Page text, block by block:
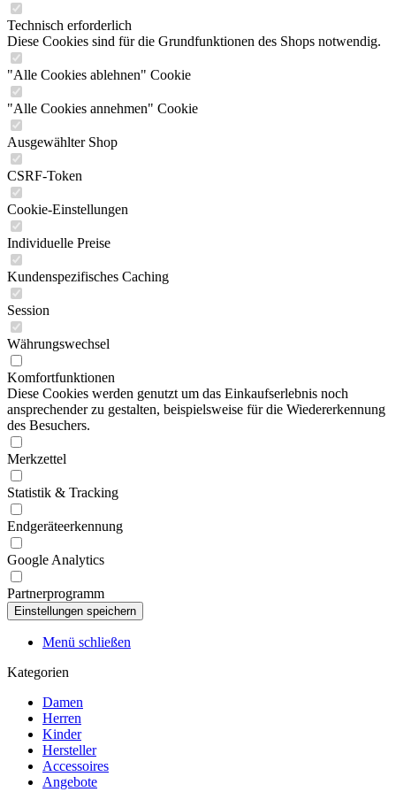
Technisch erforderlich
Diese Cookies sind für die Grundfunktionen des Shops notwendig.
"Alle Cookies ablehnen" Cookie
"Alle Cookies annehmen" Cookie
Ausgewählter Shop
CSRF-Token
Cookie-Einstellungen
Individuelle Preise
Kundenspezifisches Caching
Session
Währungswechsel
Komfortfunktionen
Diese Cookies werden genutzt um das Einkaufserlebnis noch
ansprechender zu gestalten, beispielsweise für die Wiedererkennung
des Besuchers.
Merkzettel
Statistik & Tracking
Endgeräteerkennung
Google Analytics
Partnerprogramm
Menü schließen
Kategorien
Damen
Herren
Kinder
Hersteller
Accessoires
Angebote